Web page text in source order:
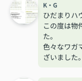
K・G
ひだまり
この度は物
た。
色々なワガ
ざいました。